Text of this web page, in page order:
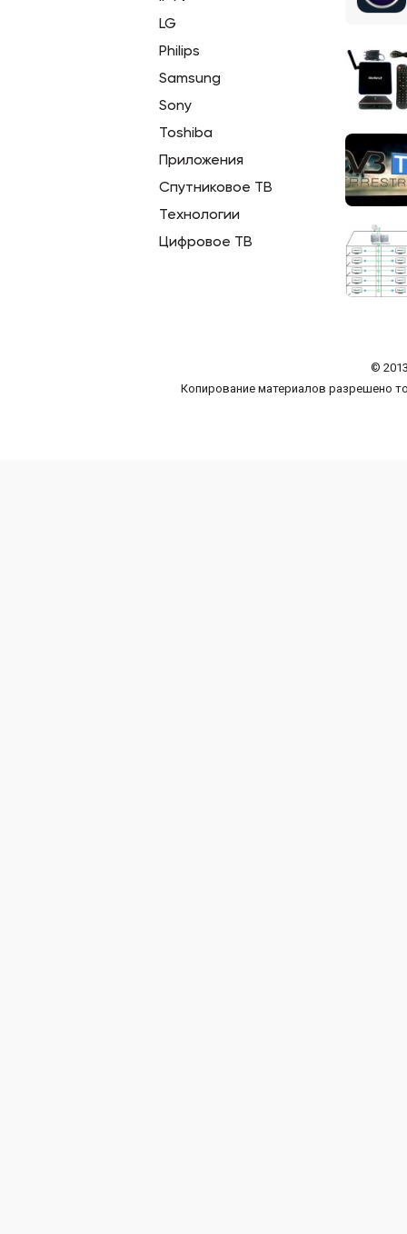
LG
Philips
Samsung
Sony
Toshiba
Приложения
Спутниковое ТВ
Технологии
Цифровое ТВ
©
Копирование материалов разрешено